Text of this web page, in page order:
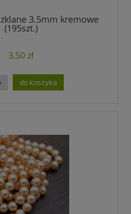
3.5mm kremowe
(195szt.)
3,50 zł
do koszyka